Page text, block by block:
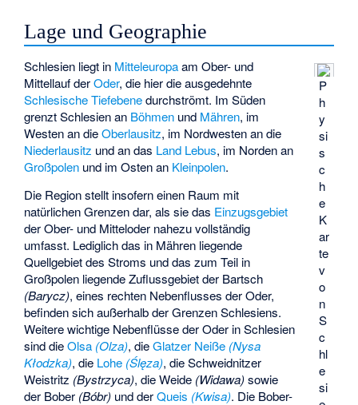
Lage und Geographie
P
h
y
si
s
c
h
e
K
ar
te
v
o
n
S
c
hl
e
si
Schlesien liegt in Mitteleuropaam Ober- und
Mittellauf derOder, die hier die ausgedehnte
Schlesische Tiefebenedurchströmt. Im Süden
grenzt Schlesien an Böhmen und Mähren, im
Westen an dieOberlausitz, im Nordwesten an die
Niederlausitz und an das Land Lebus, im Norden an
Großpolen und im Osten an Kleinpolen.
Die Region stellt insofern einen Raum mit
natürlichen Grenzen dar, als sie das Einzugsgebiet
der Ober- und Mitteloder nahezu vollständig
umfasst. Lediglich das in Mähren liegende
Quellgebiet des Stroms und das zum Teil in
Großpolen liegende Zuflussgebiet der Bartsch
(Barycz), eines rechten Nebenflusses der Oder,
befinden sich außerhalb der Grenzen Schlesiens.
Weitere wichtige Nebenflüsse der Oder in Schlesien
sind dieOlsa (Olza), dieGlatzer Neiße (Nysa
Kłodzka), die Lohe (Ślęza), dieSchweidnitzer
Weistritz (Bystrzyca), dieWeide (Widawa)sowie
der Bober (Bóbr) und derQueis (Kwisa). Die Bober-